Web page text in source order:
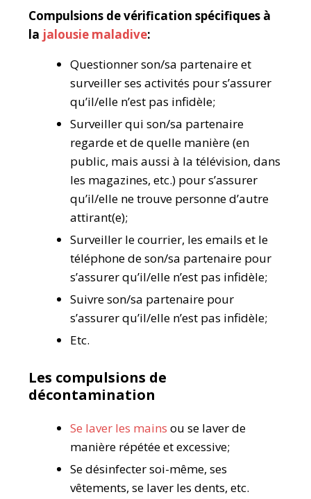
Compulsions de vérification spécifiques à
la jalousie maladive:
Questionner son/sa partenaire et
surveiller ses activités pour s’assurer
qu’il/elle n’est pas infidèle;
Surveiller qui son/sa partenaire
regarde et de quelle manière (en
public, mais aussi à la télévision, dans
les magazines, etc.) pour s’assurer
qu’il/elle ne trouve personne d’autre
attirant(e);
Surveiller le courrier, les emails et le
téléphone de son/sa partenaire pour
s’assurer qu’il/elle n’est pas infidèle;
Suivre son/sa partenaire pour
s’assurer qu’il/elle n’est pas infidèle;
Etc.
Les compulsions de
décontamination
Se laver les mains ou se laver de
manière répétée et excessive;
Se désinfecter soi-même, ses
vêtements, se laver les dents, etc.